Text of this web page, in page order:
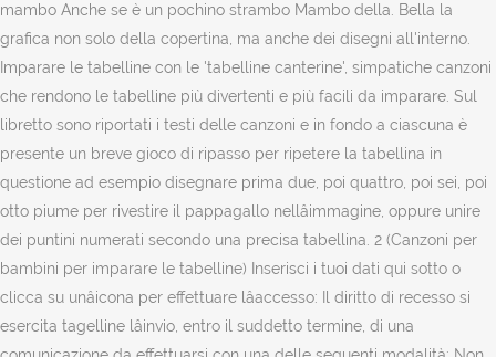
mambo Anche se è un pochino strambo Mambo della. Bella la
grafica non solo della copertina, ma anche dei disegni all'interno.
Imparare le tabelline con le 'tabelline canterine', simpatiche canzoni
che rendono le tabelline più divertenti e più facili da imparare. Sul
libretto sono riportati i testi delle canzoni e in fondo a ciascuna è
presente un breve gioco di ripasso per ripetere la tabellina in
questione ad esempio disegnare prima due, poi quattro, poi sei, poi
otto piume per rivestire il pappagallo nellâimmagine, oppure unire
dei puntini numerati secondo una precisa tabellina. 2 (Canzoni per
bambini per imparare le tabelline) Inserisci i tuoi dati qui sotto o
clicca su unâicona per effettuare lâaccesso: Il diritto di recesso si
esercita tagelline lâinvio, entro il suddetto termine, di una